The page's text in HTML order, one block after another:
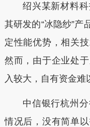
绍兴某新材料
其研发的“冰隐纱”产
定性能优势，相关
然而，由于企业处
入较大，自有资金难
中信银行杭州
情况后，没有简单